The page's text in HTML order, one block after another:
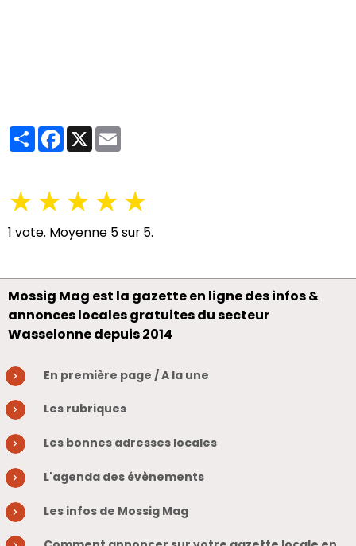
PartagerFacebook
X
★★★★★
1 vote. Moyenne 5sur 5.
Mossig Mag est la gazette en ligne des infos &
annonces locales gratuites du secteur
Wasselonne depuis 2014
En première page / A la une
Les rubriques
Les bonnes adresses locales
L'agenda des évènements
Les infos de Mossig Mag